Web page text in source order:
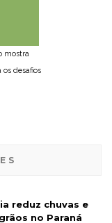
mostra
desafios
reduz chuvas e
no Paraná